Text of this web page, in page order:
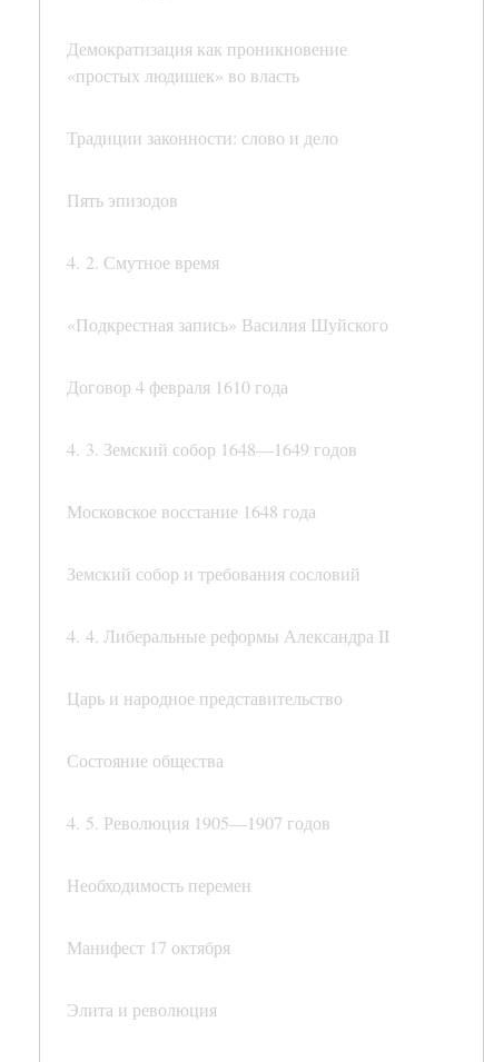
Демократизация как проникновение
«простых людишек» во власть
Традиции законности: слово и дело
Пять эпизодов
4. 2. Смутное время
«Подкрестная запись» Василия Шуйского
Договор 4 февраля 1610 года
4. 3. Земский собор 1648—1649 годов
Московское восстание 1648 года
Земский собор и требования сословий
4. 4. Либеральные реформы Александра II
Царь и народное представительство
Состояние общества
4. 5. Революция 1905—1907 годов
Необходимость перемен
Манифест 17 октября
Элита и революция